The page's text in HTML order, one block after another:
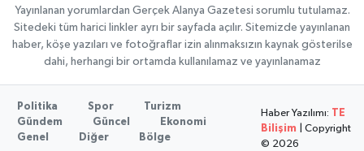
Yayınlanan yorumlardan Gerçek Alanya Gazetesi sorumlu tutulamaz.
Sitedeki tüm harici linkler ayrı bir sayfada açılır. Sitemizde yayınlanan
haber, köşe yazıları ve fotoğraflar izin alınmaksızın kaynak gösterilse
dahi, herhangi bir ortamda kullanılamaz ve yayınlanamaz
Politika Spor
Turizm
Gündem
Güncel
Ekonomi
Genel
Diğer Bölge
Haber Yazılımı:
TE
Bilişim | Copyright
© 2026